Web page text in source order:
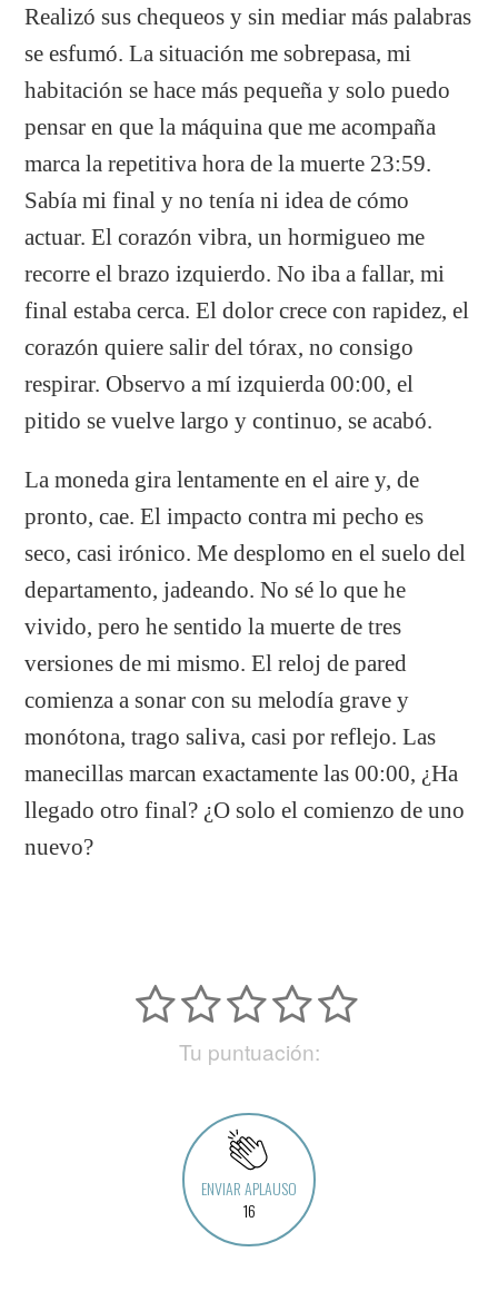
Realizó sus chequeos y sin mediar más palabras
se esfumó. La situación me sobrepasa, mi
habitación se hace más pequeña y solo puedo
pensar en que la máquina que me acompaña
marca la repetitiva hora de la muerte 23:59.
Sabía mi final y no tenía ni idea de cómo
actuar. El corazón vibra, un hormigueo me
recorre el brazo izquierdo. No iba a fallar, mi
final estaba cerca. El dolor crece con rapidez, el
corazón quiere salir del tórax, no consigo
respirar. Observo a mí izquierda 00:00, el
pitido se vuelve largo y continuo, se acabó.
La moneda gira lentamente en el aire y, de
pronto, cae. El impacto contra mi pecho es
seco, casi irónico. Me desplomo en el suelo del
departamento, jadeando. No sé lo que he
vivido, pero he sentido la muerte de tres
versiones de mi mismo. El reloj de pared
comienza a sonar con su melodía grave y
monótona, trago saliva, casi por reflejo. Las
manecillas marcan exactamente las 00:00, ¿Ha
llegado otro final? ¿O solo el comienzo de uno
nuevo?
Tu puntuación:
ENVIAR APLAUSO
16